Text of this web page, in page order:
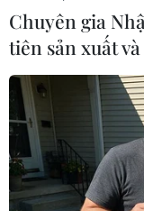
Chuyên gia
tiên sản xuất